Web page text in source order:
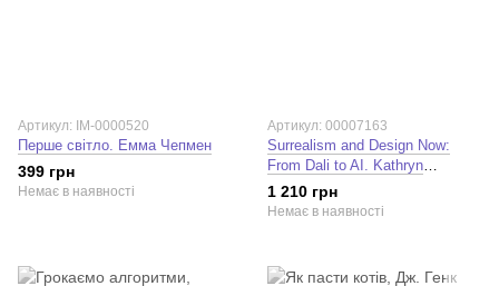
Артикул: IM-0000520
Перше світло. Емма Чепмен
399 грн
Немає в наявності
Артикул: 00007163
Surrealism and Design Now:
From Dali to AI. Kathryn
Johnson
1 210 грн
Немає в наявності